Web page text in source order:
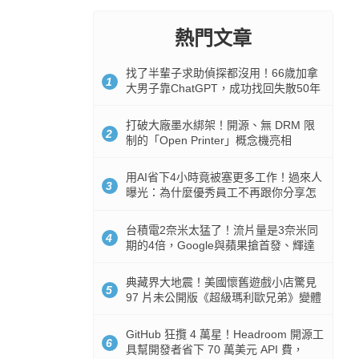
熱門文章
1
找了半輩子求助偵探都沒用！66歲加拿
大男子靠ChatGPT，成功找回失散50年
2
打破大廠墨水綁架！開源、無 DRM 限
制的「Open Printer」概念機亮相
3
用AI省下4小時竟被塞更多工作！過來人
曝光：為什麼優秀員工不再跟你分享怎
4
台積電2奈米太猛了！流片量是3奈米同
期的4倍，Google與蘋果搶首發、輝達
5
典藏界大地震！美國懷舊遊戲小店驚見
97 片未公開版《超級瑪利歐兄弟》變體
6
GitHub 狂攬 4 萬星！Headroom 開源工
具幫開發者省下 70 萬美元 API 費，